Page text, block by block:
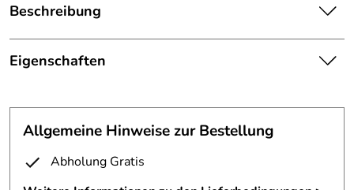
Beschreibung
Malvina - Doppelgefäß aus 1mm Stahlblech
Oberfläche: flammoxidiert und farblos lackiert
H/B/T ca. 142 x 73 x 53 cm
Buckeldekor in Treibarbeit
Ein außergewöhnliches Objekt aus zwei miteinander
Eigenschaften
Fertigungsverfa
hren:
autogen geschweißt, Treibarbeit
Name:
Malvina
Allgemeine Hinweise zur Bestellung
Abholung Gratis